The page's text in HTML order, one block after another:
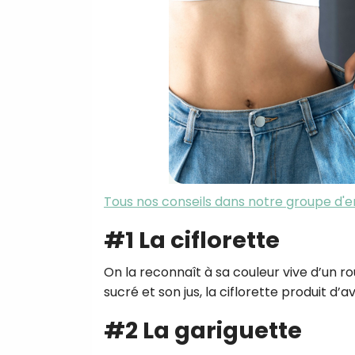
Tous nos conseils dans notre groupe
#1 La ciflorette
On la reconnaît à sa couleur vive d’un
sucré et son jus, la ciflorette produit
#2 La gariguette